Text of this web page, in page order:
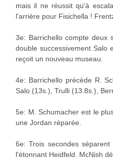
mais il ne réussit qu'à
l'arrière pour Fisichella !
3e: Barrichello compte deux
double successivement Salo
reçoit un nouveau museau.
4e: Barrichello précède R.
Salo (13s.), Trulli (13.8s.),
5e: M. Schumacher est le
une Jordan réparée.
6e: Trois secondes
l'étonnant Heidfeld. McNish